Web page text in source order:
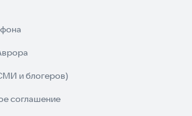
и блогеров)
соглашение